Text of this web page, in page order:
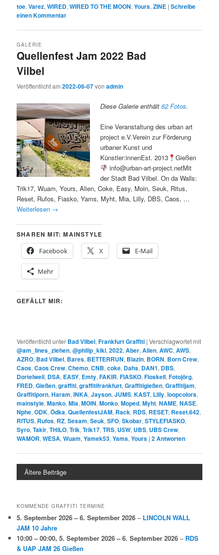
toe,Varez,WIRED,WIRED TO THE MOON,Yours,ZINE |Schreibe
einen Kommentar
Quellenfest Jam 2022 Bad
Vilbel
GALERIE
Veröffentlicht am2022-06-07vonadmin
Diese Galerie enthält62 Fotos.
Eine Veranstaltung des urban art
project e.V.Verein zur Förderung
urbaner Kunst und
Künstler:innenEst. 2013
Gießen
info@urban-art-project.netMit
der Stadt Bad Vilbel. On da Walls:
Trik17, Wuam, Yours, Alien, Coke, Easy, Moin, Seuk, Ritus,
Reset, Rufos, Fiasko, Yams, Myht, Mia, Lilly, DBS, Caos, …
Weiterlesen →
SHAREN MIT: MAINSTYLE
Facebook
X E-Mail
Mehr
GEFÄLLT MIR:
Veröffentlicht unter Bad Vilbel,Frankfurt Graffiti |Verschlagwortet mit
@am_lines_ziehen,@philip_kiki,2022,Aber,Alien,AWC,AWS,
AZRO, Bad Vilbel, Bares, BETTERRUN, Blazin, BORN, Born Crew,
Caos,Caos Crew,Chemo,CNB,coke, Dahs, DAN1, DBS,
Dortelweil, DSA, EASY, Emty,FAKIR,FIASKO,Floskell,Fotojörg,
FRED,Gießen,graffiti,graffitifrankfurt,Graffitigießen,Graffitijam,
Graffitiporn,Haram,INKA,Jayson,JUMS,KAST, Lilly,loopcolors,
mainstyle,Manko,Mia,MOIN,Monko,Moped,Myht,NAME,NASE,
Nphe,ODK,Ödka,QuellenfestJAM, Rack, RDS, RESET, Reset.642,
RITUS, Rufos, RZ,Sesam,Seuk,SFO,Skobar,STYLEFIASKO,
Syro,Takir,THILO,Trik,Trik17,TRS, U5W, UBS, UBS Crew,
WAMOR,WESA,Wuam,Yamek53,Yams,Yours |2Antworten
Ältere Beiträge
KOMMENDE GRAFFITI TERMINE
5. September 2026 – 6. September 2026 – LINCOLN WALL
JAM 10 Jahre
10:00 – 00:00,5. September 2026 – 6. September 2026 – RDS
& UAP JAM 26 Gießen